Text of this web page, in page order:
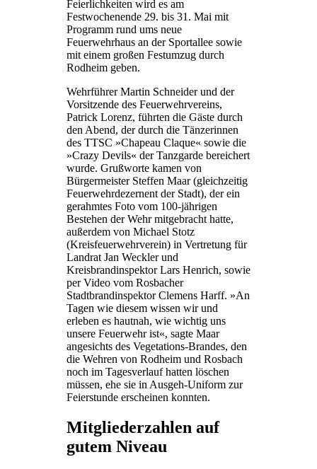
Feierlichkeiten wird es am
Festwochenende 29. bis 31. Mai mit
Programm rund ums neue
Feuerwehrhaus an der Sportallee sowie
mit einem großen Festumzug durch
Rodheim geben.
Wehrführer Martin Schneider und der
Vorsitzende des Feuerwehrvereins,
Patrick Lorenz, führten die Gäste durch
den Abend, der durch die Tänzerinnen
des TTSC »Chapeau Claque« sowie die
»Crazy Devils« der Tanzgarde bereichert
wurde. Grußworte kamen von
Bürgermeister Steffen Maar (gleichzeitig
Feuerwehrdezernent der Stadt), der ein
gerahmtes Foto vom 100-jährigen
Bestehen der Wehr mitgebracht hatte,
außerdem von Michael Stotz
(Kreisfeuerwehrverein) in Vertretung für
Landrat Jan Weckler und
Kreisbrandinspektor Lars Henrich, sowie
per Video vom Rosbacher
Stadtbrandinspektor Clemens Harff. »An
Tagen wie diesem wissen wir und
erleben es hautnah, wie wichtig uns
unsere Feuerwehr ist«, sagte Maar
angesichts des Vegetations-Brandes, den
die Wehren von Rodheim und Rosbach
noch im Tagesverlauf hatten löschen
müssen, ehe sie in Ausgeh-Uniform zur
Feierstunde erscheinen konnten.
Mitgliederzahlen auf
gutem Niveau